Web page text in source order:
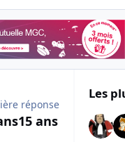
réponse
15 ans
Les